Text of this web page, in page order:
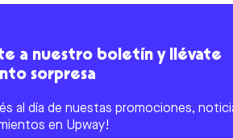
a nuestro boletín y llévate
sorpresa
al día de nuestas promociones,
en Upway!